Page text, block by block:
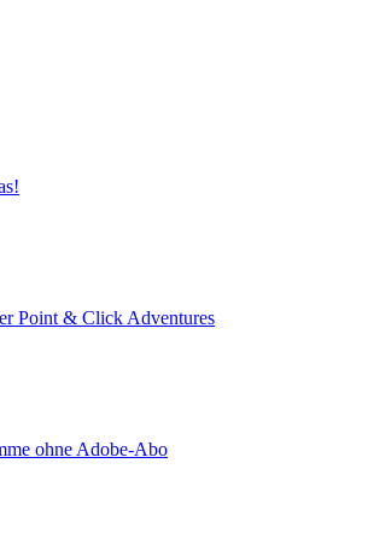
Point & Click Adventures
ohne Adobe-Abo